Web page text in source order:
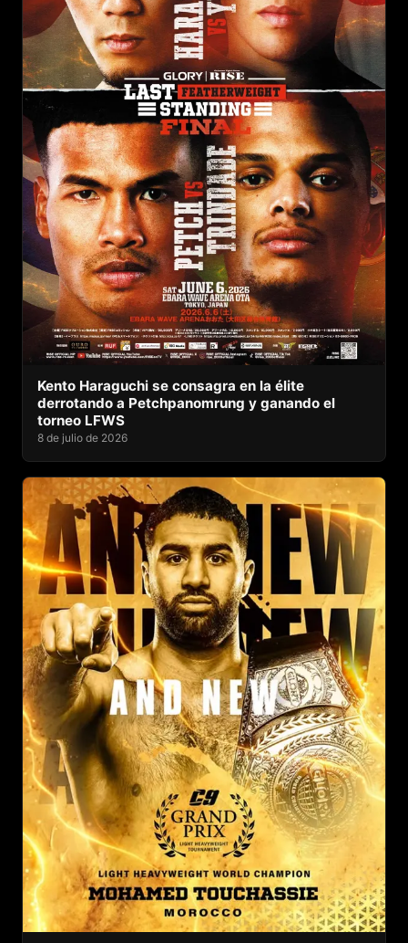
Kento Haraguchi se consagra en la élite
derrotando a Petchpanomrung y ganando el
torneo LFWS
8 de julio de 2026